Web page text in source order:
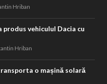
Hriban
produs vehiculul Dacia cu
Hriban
o mașină solară